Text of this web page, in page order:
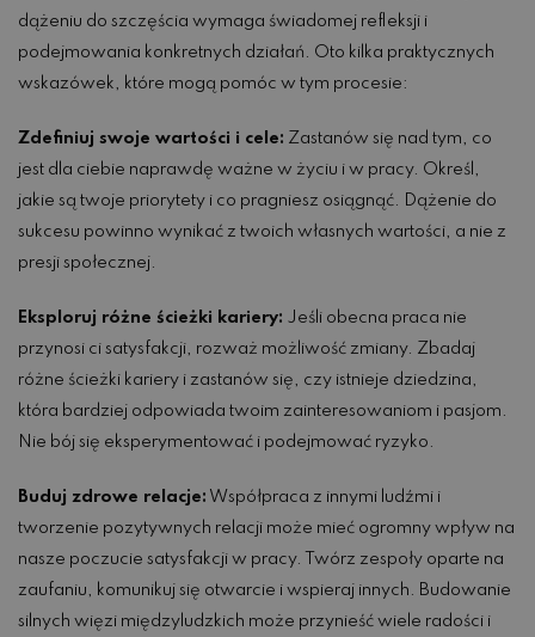
dążeniu do szczęścia wymaga świadomej refleksji i
podejmowania konkretnych działań. Oto kilka praktycznych
wskazówek, które mogą pomóc w tym procesie:
Zdefiniuj swoje wartości i cele: Zastanów się nad tym, co
jest dla ciebie naprawdę ważne w życiu i w pracy. Określ,
jakie są twoje priorytety i co pragniesz osiągnąć. Dążenie do
sukcesu powinno wynikać z twoich własnych wartości, a nie z
presji społecznej.
Eksploruj różne ścieżki kariery: Jeśli obecna praca nie
przynosi ci satysfakcji, rozważ możliwość zmiany. Zbadaj
różne ścieżki kariery i zastanów się, czy istnieje dziedzina,
która bardziej odpowiada twoim zainteresowaniom i pasjom.
Nie bój się eksperymentować i podejmować ryzyko.
Buduj zdrowe relacje: Współpraca z innymi ludźmi i
tworzenie pozytywnych relacji może mieć ogromny wpływ na
nasze poczucie satysfakcji w pracy. Twórz zespoły oparte na
zaufaniu, komunikuj się otwarcie i wspieraj innych. Budowanie
silnych więzi międzyludzkich może przynieść wiele radości i